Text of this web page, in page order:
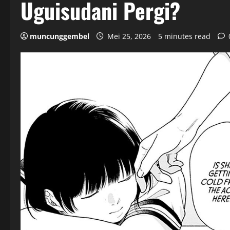
Uguisudani Pergi?
muncunggembel Mei 25, 2026 5 minutes read